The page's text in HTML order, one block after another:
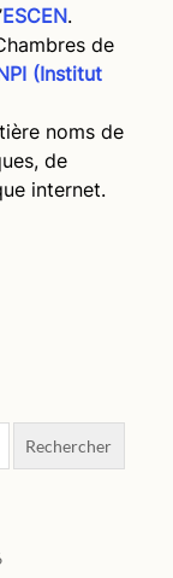
ESCEN.
de
(Institut
noms de
de
internet.